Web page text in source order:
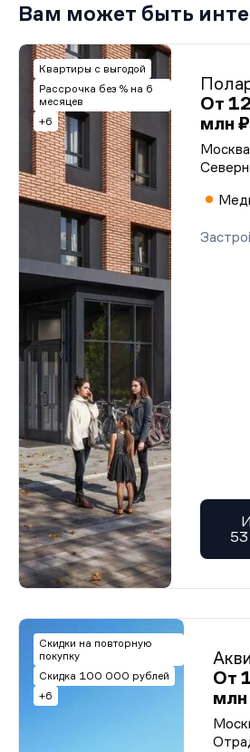
Вам может быть
Квартиры с выгодой
Рассрочка без % на 6
месяцев
+6
От
млн ₽
Скидки на повторную
покупку
Скидка 100 000 рублей
+6
От
млн